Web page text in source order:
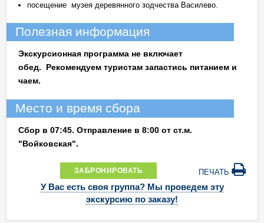
посещение музея деревянного зодчества Василево.
Полезная информация
Экскурсионная программа не включает
обед. Рекомендуем туристам запастись питанием и
чаем.
Место и время сбора
Сбор в 07:45. Отправление в 8:00 от ст.м.
"Войковская".
ЗАБРОНИРОВАТЬ ПЕЧАТЬ
У Вас есть своя группа? Мы проведем эту
экскурсию по заказу!